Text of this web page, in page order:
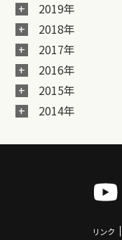
2019年
2018年
2017年
2016年
2015年
2014年
リンク